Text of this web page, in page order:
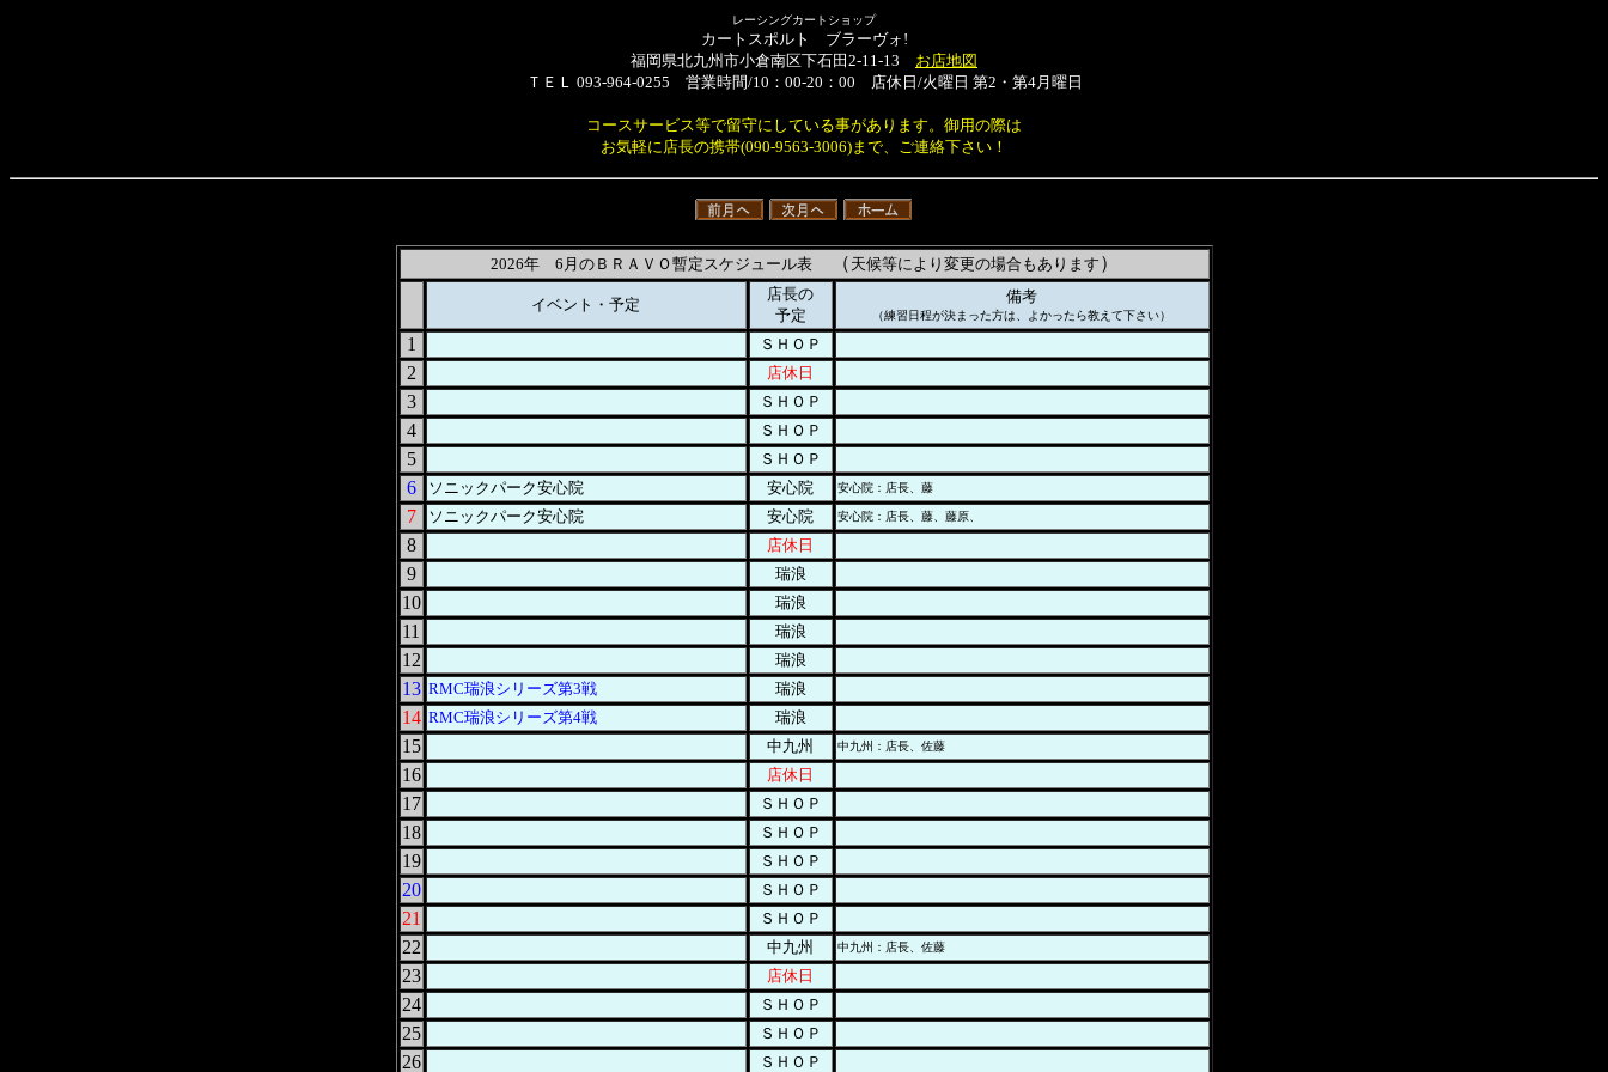
レーシングカートショップ
カートスポルト ブラーヴォ!
福岡県北九州市小倉南区下石田2-11-13 お店地図
ＴＥＬ 093-964-0255 営業時間/10：00-20：00 店休日/火曜日 第2・第4月曜日
コースサービス等で留守にしている事があります。御用の際は
お気軽に店長の携帯(090-9563-3006)まで、ご連絡下さい！
2026年 6月のＢＲＡＶＯ暫定スケジュール表（ 天候等により変更の場合もあります ）
イベント・予定
店長の
予定
備考
（練習日程が決まった方は、よかったら教えて下さい）
1 ＳＨＯＰ
2 店休日
3 ＳＨＯＰ
4 ＳＨＯＰ
5 ＳＨＯＰ
6 ソニックパーク安心院 安心院 安心院：店長、藤
7 ソニックパーク安心院 安心院 安心院：店長、藤、藤原、
8 店休日
9 瑞浪
10 瑞浪
11 瑞浪
12 瑞浪
13 RMC瑞浪シリーズ第3戦 瑞浪
14 RMC瑞浪シリーズ第4戦 瑞浪
15 中九州 中九州：店長、佐藤
16 店休日
17 ＳＨＯＰ
18 ＳＨＯＰ
19 ＳＨＯＰ
20 ＳＨＯＰ
21 ＳＨＯＰ
22 中九州 中九州：店長、佐藤
23 店休日
24 ＳＨＯＰ
25 ＳＨＯＰ
26 ＳＨＯＰ